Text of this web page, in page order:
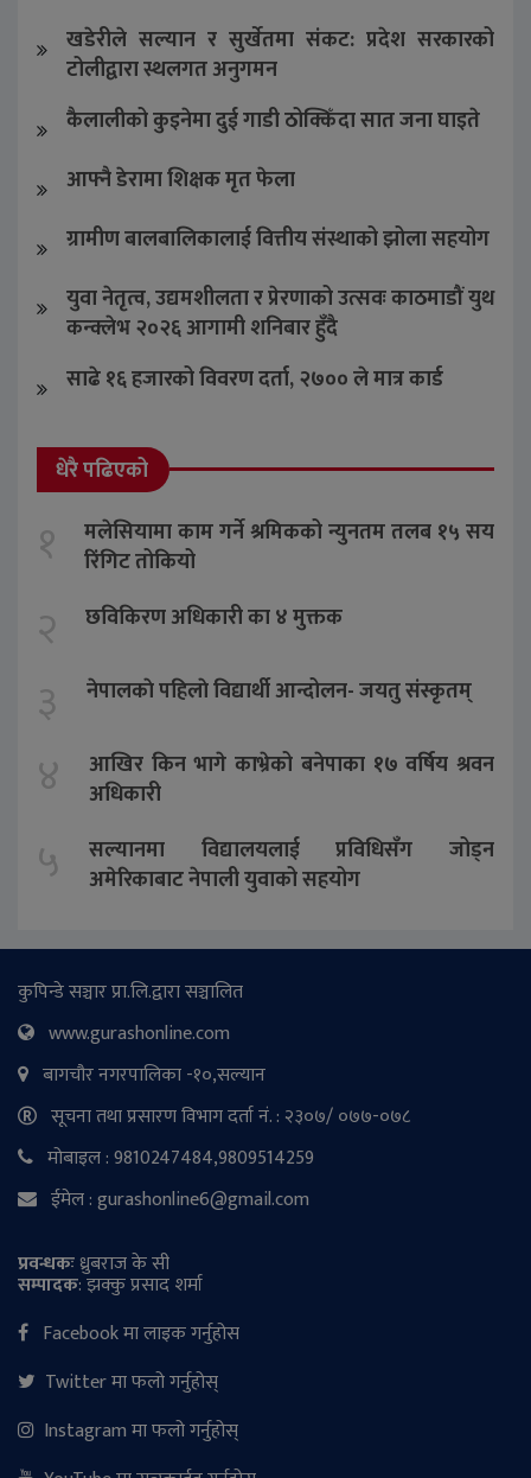
खडेरीले सल्यान र सुर्खेतमा संकट: प्रदेश सरकारको
टोलीद्वारा स्थलगत अनुगमन
कैलालीको कुइनेमा दुई गाडी ठोक्किँदा सात जना घाइते
आफ्नै डेरामा शिक्षक मृत फेला
ग्रामीण बालबालिकालाई वित्तीय संस्थाको झोला सहयोग
युवा नेतृत्व, उद्यमशीलता र प्रेरणाको उत्सवः काठमाडौं युथ
कन्क्लेभ २०२६ आगामी शनिबार हुँदै
साढे १६ हजारको विवरण दर्ता, २७०० ले मात्र कार्ड
धेरै पढिएको
१
मलेसियामा काम गर्ने श्रमिकको न्युनतम तलब १५ सय
रिंगिट तोकियो
२ छविकिरण अधिकारी का ४ मुक्तक
३ नेपालकाे पहिलाे विद्यार्थी आन्दोलन- जयतु संस्कृतम्‌
४
आखिर किन भागे काभ्रेको बनेपाका १७ वर्षिय श्रवन
अधिकारी
५
सल्यानमा विद्यालयलाई प्रविधिसँग जोड्न
अमेरिकाबाट नेपाली युवाको सहयोग
कुपिन्डे सञ्चार प्रा.लि.द्वारा सञ्चालित
www.gurashonline.com
बागचौर नगरपालिका -१०,सल्यान
सूचना तथा प्रसारण विभाग दर्ता नं. : २३०७/ ०७७-०७८
मोबाइल : 9810247484,9809514259
ईमेल : gurashonline6@gmail.com
प्रवन्धकःध्रुबराज के सी
सम्पादक: झक्कु प्रसाद शर्मा
Facebook मा लाइक गर्नुहोस
Twitter मा फलो गर्नुहोस्
Instagram मा फलो गर्नुहोस्